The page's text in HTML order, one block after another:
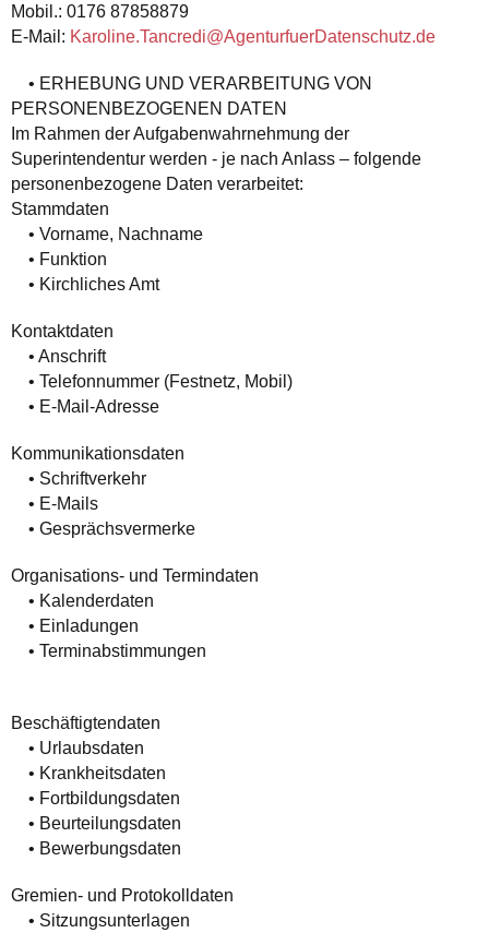
Mobil.: 0176 87858879
E-Mail: Karoline.Tancredi@AgenturfuerDatenschutz.de
• ERHEBUNG UND VERARBEITUNG VON
PERSONENBEZOGENEN DATEN
Im Rahmen der Aufgabenwahrnehmung der
Superintendentur werden - je nach Anlass – folgende
personenbezogene Daten verarbeitet:
Stammdaten
• Vorname, Nachname
• Funktion
• Kirchliches Amt
Kontaktdaten
• Anschrift
• Telefonnummer (Festnetz, Mobil)
• E-Mail-Adresse
Kommunikationsdaten
• Schriftverkehr
• E-Mails
• Gesprächsvermerke
Organisations- und Termindaten
• Kalenderdaten
• Einladungen
• Terminabstimmungen
Beschäftigtendaten
• Urlaubsdaten
• Krankheitsdaten
• Fortbildungsdaten
• Beurteilungsdaten
• Bewerbungsdaten
Gremien- und Protokolldaten
• Sitzungsunterlagen